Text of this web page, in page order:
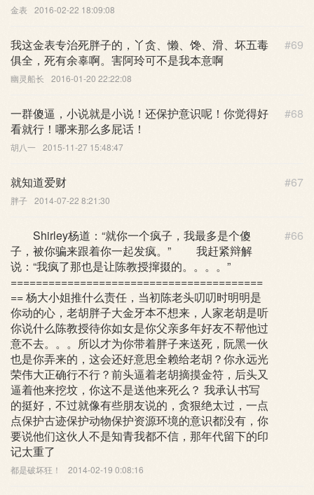
金表 2016-02-22 18:09:08
#69
我这金表专治死胖子的，丫贪、懒、馋、滑、坏五毒
俱全，死有余辜啊。害阿玲可不是我本意啊
幽灵船长 2016-01-20 22:22:08
#68
一群傻逼，小说就是小说！还保护意识呢！你觉得好
看就行！哪来那么多屁话！
胡八一 2015-11-27 15:48:47
#67
就知道爱财
胖子 2014-07-22 8:21:30
#66
Shirley杨道：“就你一个疯子，我最多是个傻
子，被你骗来跟着你一起发疯。” 我赶紧辩解
说：“我疯了那也是让陈教授撺掇的。。。。”
========================================
== 杨大小姐推什么责任，当初陈老头叨叨时明明是
你动的心，老胡胖子大金牙本不想来，人家老胡是听
你说什么陈教授待你如女是你父亲多年好友不帮他过
意不去。。。所以才为你带着胖子来送死，阮黑一伙
也是你弄来的，这会还好意思全赖给老胡？你永远光
荣伟大正确行不行？前头逼着老胡摘摸金符，后头又
逼着他来挖坟，你这不是送他来死么？ 我承认书写
的挺好，不过就像有些朋友说的，贪狠绝太过，一点
点保护古迹保护动物保护资源环境的意识都没有，你
要说他们这伙人不是知青我都不信，那年代留下的印
记太重了
都是破坏狂！ 2014-02-19 0:08:16